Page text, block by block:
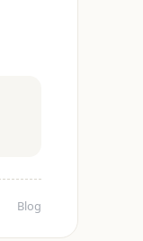
Blog